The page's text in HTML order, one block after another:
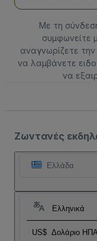
Με τη
συμφωνείτε
αναγνωρίζετε την
να λαμβάνετε
να
Ζωντανές
Ελλάδα
Ελληνικά
US$ Δολάριο